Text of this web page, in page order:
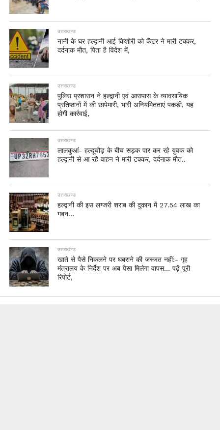
उत्तराखण्ड
नानी के घर हल्द्वानी आई किशोरी को कैंटर ने मारी टक्कर,
दर्दनाक मौत, पिता है विदेश में,
उत्तराखण्ड
पुलिस प्रशासन ने हल्द्वानी एवं आसपास के व्यावसायिक
प्रतिष्ठानों में की छापेमारी, भारी अनियमितताएं पकड़ी, यह
होगी कार्रवाई,
उत्तराखण्ड
लालकुआं- हल्दूचौड़ के बीच सड़क पार कर रहे युवक को
हल्द्वानी से आ रहे वाहन ने मारी टक्कर, दर्दनाक मौत..
उत्तराखण्ड
हल्द्वानी की इस लग्जरी शराब की दुकान में 27.54 लाख का
गबन…
उत्तराखण्ड
खाते से पैसे निकलने पर घबराने की जरूरत नहीं:- गृह
मंत्रालय के निर्देश पर अब पैसा मिलेगा वापस… पढ़ें पूरी
रिपोर्ट,